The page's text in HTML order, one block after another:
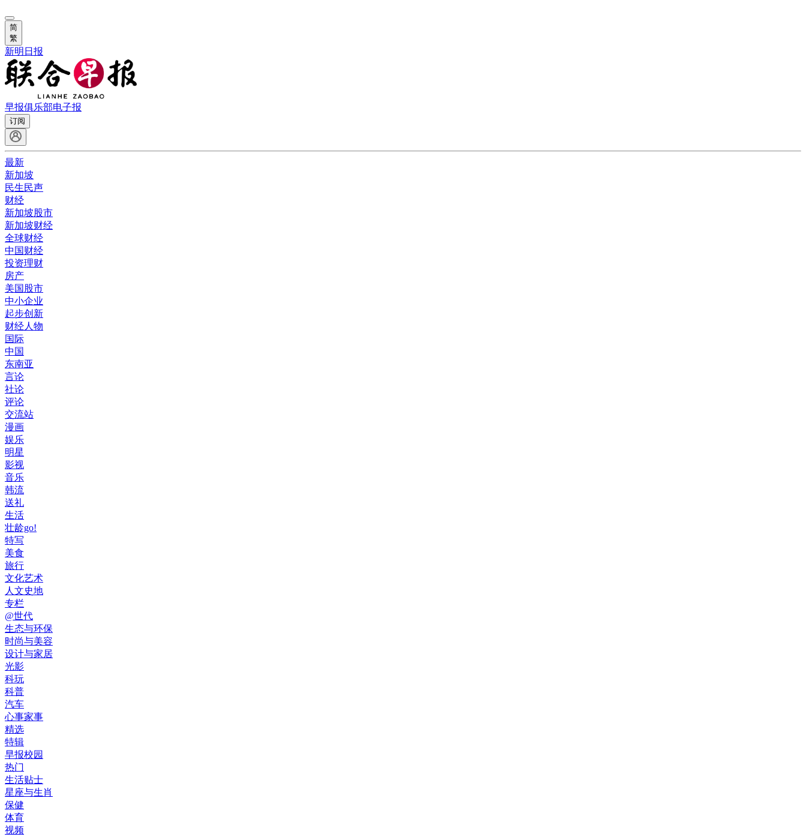
简
繁
新明日报
早报俱乐部电子报
订阅
最新
新加坡
民生民声
财经
新加坡股市
新加坡财经
全球财经
中国财经
投资理财
房产
美国股市
中小企业
起步创新
财经人物
国际
中国
东南亚
言论
社论
评论
交流站
漫画
娱乐
明星
影视
音乐
韩流
送礼
生活
壮龄go!
特写
美食
旅行
文化艺术
人文史地
专栏
@世代
生态与环保
时尚与美容
设计与家居
光影
科玩
科普
汽车
心事家事
精选
特辑
早报校园
热门
生活贴士
星座与生肖
保健
体育
视频